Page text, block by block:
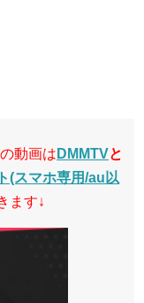
動画は DMMTVと
(スマホ専用/au以
ます↓